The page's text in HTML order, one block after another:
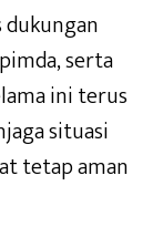
dukungan
serta
ini terus
situasi
tetap aman